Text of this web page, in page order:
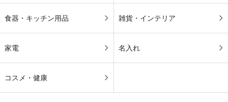
食器・キッチン用品 雑貨・インテリア
家電 名入れ
コスメ・健康